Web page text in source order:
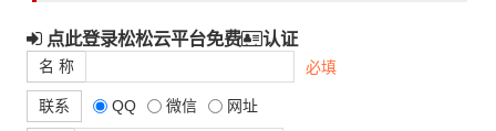
点此登录松松云平台免费 认证
名 称 必填
联系 QQ 微信 网址